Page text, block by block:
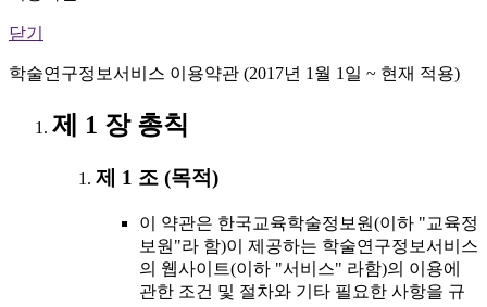
닫기
학술연구정보서비스 이용약관 (2017년 1월 1일 ~ 현재 적용)
제 1 장 총칙
제 1 조 (목적)
이 약관은 한국교육학술정보원(이하 "교육정
보원"라 함)이 제공하는 학술연구정보서비스
의 웹사이트(이하 "서비스" 라함)의 이용에
관한 조건 및 절차와 기타 필요한 사항을 규